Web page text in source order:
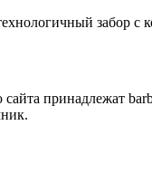
забор
принадлежат